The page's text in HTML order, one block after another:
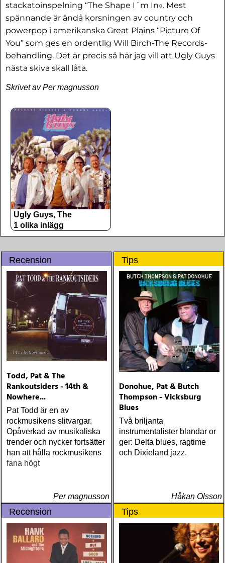
stackatoinspelning “The Shape I´m In«. Mest
spännande är ändå korsningen av country och
powerpop i amerikanska Great Plains “Picture Of
You” som ges en ordentlig Will Birch-The Records-
behandling. Det är precis så här jag vill att Ugly Guys
nästa skiva skall låta.
Skrivet av Per magnusson
Ugly Guys, The
1 olika inlägg
Recension
Todd, Pat & The
Rankoutsiders - 14th &
Nowhere...
Pat Todd är en av
rockmusikens slitvargar.
Opåverkad av musikaliska
trender och nycker fortsätter
han att hålla rockmusikens
fana högt
Per magnusson
Tips
Donohue, Pat & Butch
Thompson - Vicksburg
Blues
Två briljanta
instrumentalister blandar or
ger: Delta blues, ragtime
och Dixieland jazz.
Håkan Olsson
Recension Tips